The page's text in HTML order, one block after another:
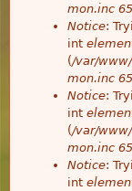
mon.inc
Notice:
int
(/var/
mon.inc
Notice:
int
(/var/
mon.inc
Notice:
int